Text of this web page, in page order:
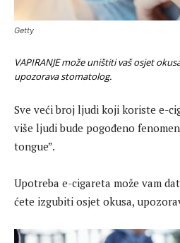
Getty
VAPIRANJE može uništiti vaš osjet
upozorava stomatolog.
Sve veći broj ljudi koji koriste e-
više ljudi bude pogođeno
tongue”.
Upotreba e-cigareta može vam
ćete izgubiti osjet okusa,